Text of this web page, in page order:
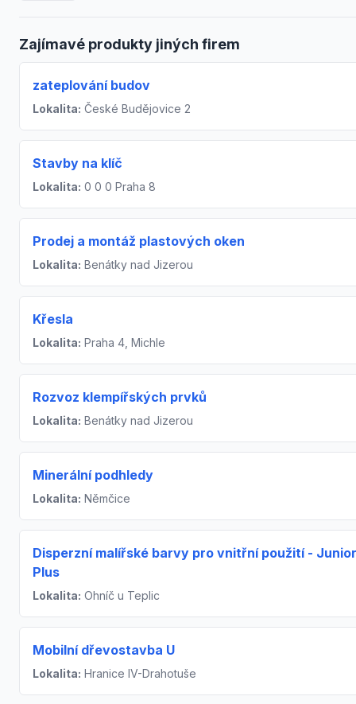
Zajímavé produkty jiných firem
zateplování budov
Lokalita: České Budějovice 2
Stavby na klíč
Lokalita: 0 0 0 Praha 8
Prodej a montáž plastových oken
Lokalita: Benátky nad Jizerou
Křesla
Lokalita: Praha 4, Michle
Rozvoz klempířských prvků
Lokalita: Benátky nad Jizerou
Minerální podhledy
Lokalita: Němčice
Disperzní malířské barvy pro vnitřní použití - Junior
Plus
Lokalita: Ohníč u Teplic
Mobilní dřevostavba U
Lokalita: Hranice IV-Drahotuše